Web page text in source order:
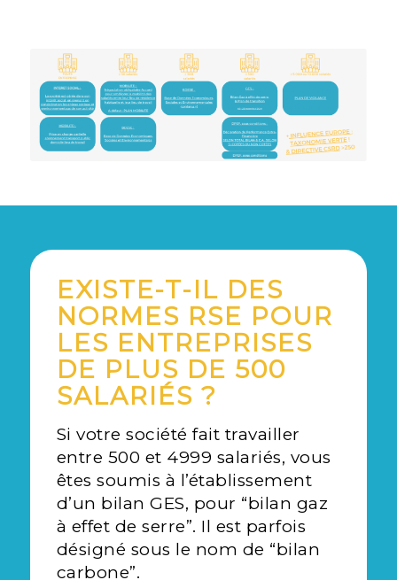
EXISTE-T-IL DES
NORMES RSE POUR
LES ENTREPRISES
DE PLUS DE 500
SALARIÉS ?
Si votre société fait travailler
entre 500 et 4999 salariés, vous
êtes soumis à l’établissement
d’un bilan GES, pour “bilan gaz
à effet de serre”. Il est parfois
désigné sous le nom de “bilan
carbone”.